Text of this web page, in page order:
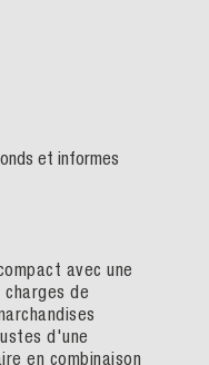
et informes
avec une
de
d'une
en combinaison